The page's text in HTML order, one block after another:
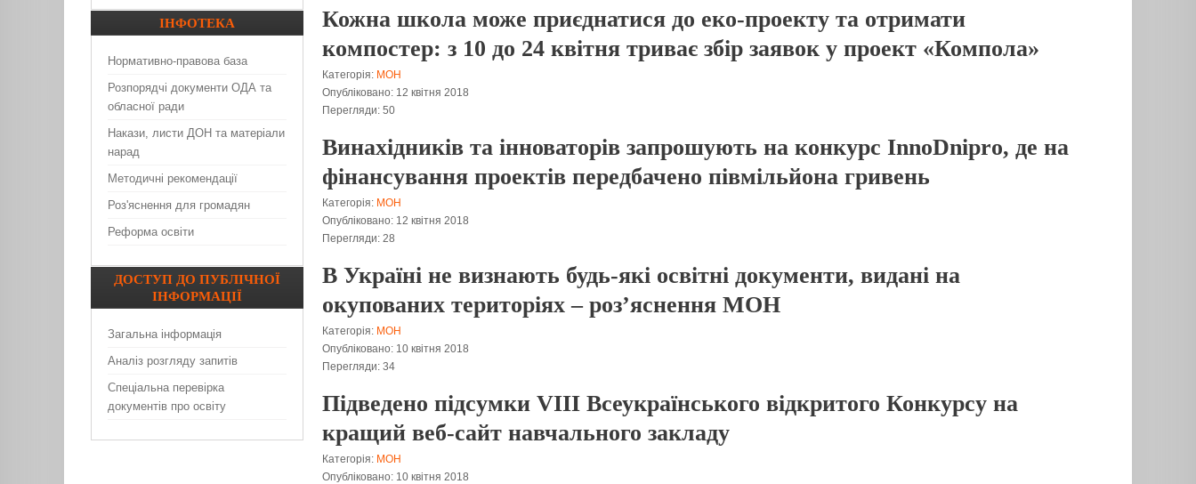
Кожна школа може приєднатися до еко-проекту та отримати
компостер: з 10 до 24 квітня триває збір заявок у проект «Компола»
Категорія: МОН
Опубліковано: 12 квітня 2018
Перегляди: 50
Винахідників та інноваторів запрошують на конкурс InnoDnipro, де на
фінансування проектів передбачено півмільйона гривень
Категорія: МОН
Опубліковано: 12 квітня 2018
Перегляди: 28
В Україні не визнають будь-які освітні документи, видані на
окупованих територіях – роз’яснення МОН
Категорія: МОН
Опубліковано: 10 квітня 2018
Перегляди: 34
Підведено підсумки VIII Всеукраїнського відкритого Конкурсу на
кращий веб-сайт навчального закладу
Категорія: МОН
Опубліковано: 10 квітня 2018
ІНФОТЕКА
Нормативно-правова база
Розпорядчі документи ОДА та
обласної ради
Накази, листи ДОН та матеріали
нарад
Методичні рекомендації
Роз'яснення для громадян
Реформа освіти
ДОСТУП ДО ПУБЛІЧНОЇ
ІНФОРМАЦІЇ
Загальна інформація
Аналіз розгляду запитів
Спеціальна перевірка
документів про освіту